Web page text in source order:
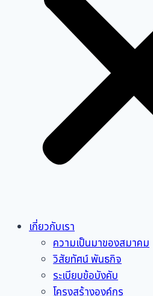
เกี่ยวกับเรา
ความเป็นมาของสมาคม
วิสัยทัศน์ พันธกิจ
ระเบียบข้อบังคับ
โครงสร้างองค์กร